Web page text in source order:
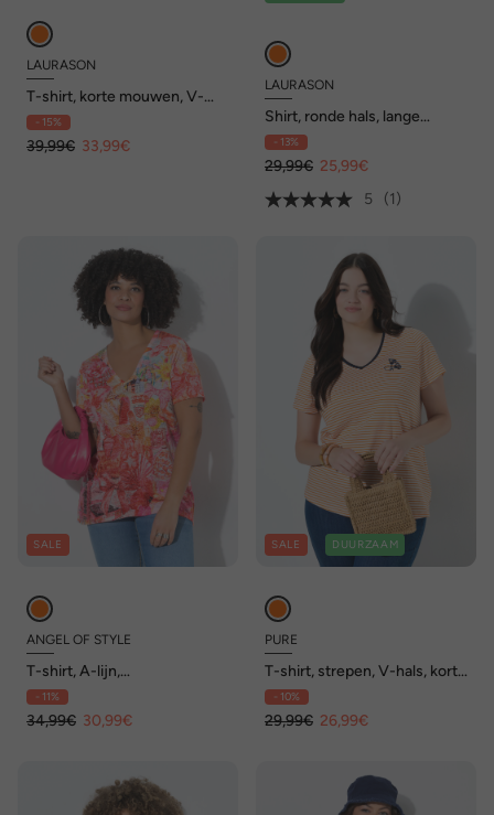
LAURASON
T-shirt, korte mouwen, V-
hals
- 15%
39,99€ 33,99€
LAURASON
Shirt, ronde hals, lange
mouw, OEKO-TEX
- 13%
29,99€ 25,99€
5
(1)
SALE
ANGEL OF STYLE
T-shirt, A-lijn,
glittersteentjes, zomermotief
- 11%
34,99€ 30,99€
SALE DUURZAAM
PURE
T-shirt, strepen, V-hals, korte
mouwen, biologisch katoen
- 10%
29,99€ 26,99€